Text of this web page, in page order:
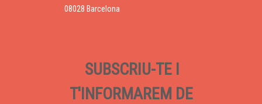
08028 Barcelona
SUBSCRIU-TE I
T'INFORMAREM DE